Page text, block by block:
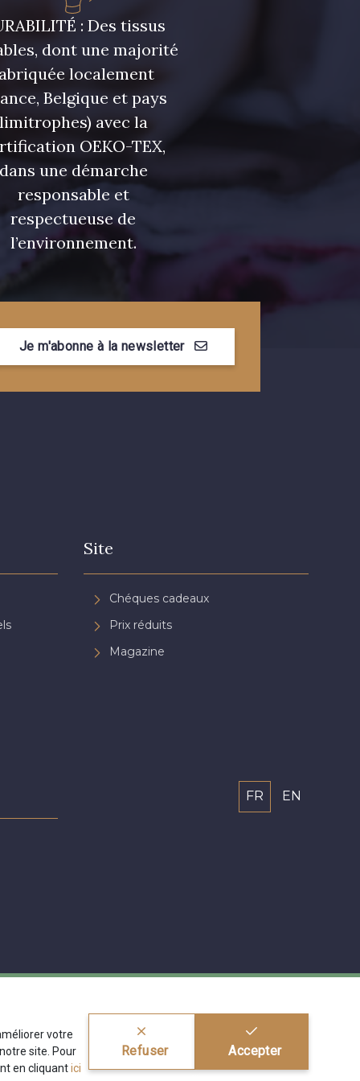
: Des tissus
dont une majorité
localement
Belgique et pays
avec la
OEKO-TEX,
une démarche
responsable et
respectueuse de
l’environnement.
Je m'abonne à la newsletter
Site
Chéques cadeaux
Prix réduits
Magazine
FR EN
votre
site. Pour
en cliquantici
Refuser Accepter